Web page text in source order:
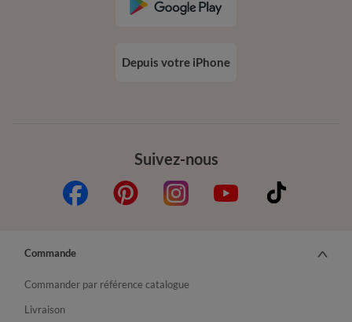
Suivez-nous
Depuis votre iPhone
Commande
Commander par référence catalogue
Livraison